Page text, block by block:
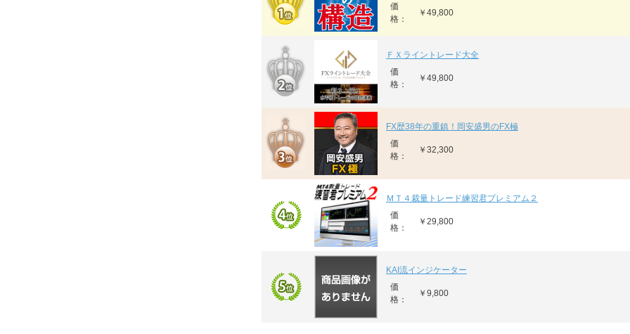
価
格：
￥49,800
ＦＸライントレード大全
価
格：
￥49,800
FX歴38年の重鎮！岡安盛男のFX極
価
格：
￥32,300
ＭＴ４裁量トレード練習君プレミアム２
価
格：
￥29,800
KAI流インジケーター
価
格：
￥9,800